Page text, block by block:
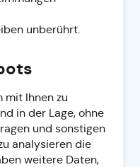
unberührt.
mit Ihnen zu
in der Lage, ohne
und sonstigen
analysieren die
weitere Daten,